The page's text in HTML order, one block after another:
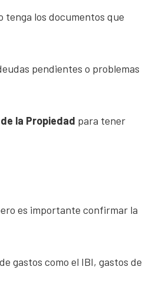
tenga los documentos que
pendientes o problemas
la Propiedad para tener
es importante confirmar la
gastos como el IBI, gastos de